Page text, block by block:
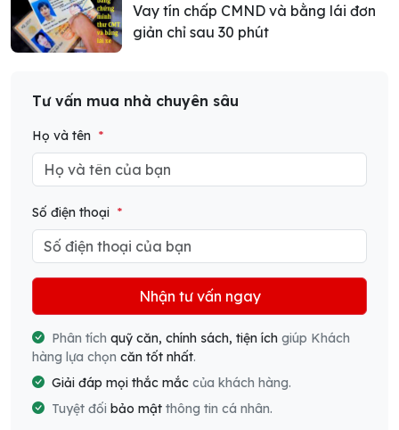
Vay tín chấp CMND và bằng lái đơn
giản chỉ sau 30 phút
Tư vấn mua nhà chuyên sâu
Họ và tên *
Số điện thoại *
Nhận tư vấn ngay
Phân tích quỹ căn, chính sách, tiện ích giúp Khách
hàng lựa chọn căn tốt nhất.
Giải đáp mọi thắc mắc của khách hàng.
Tuyệt đối bảo mật thông tin cá nhân.